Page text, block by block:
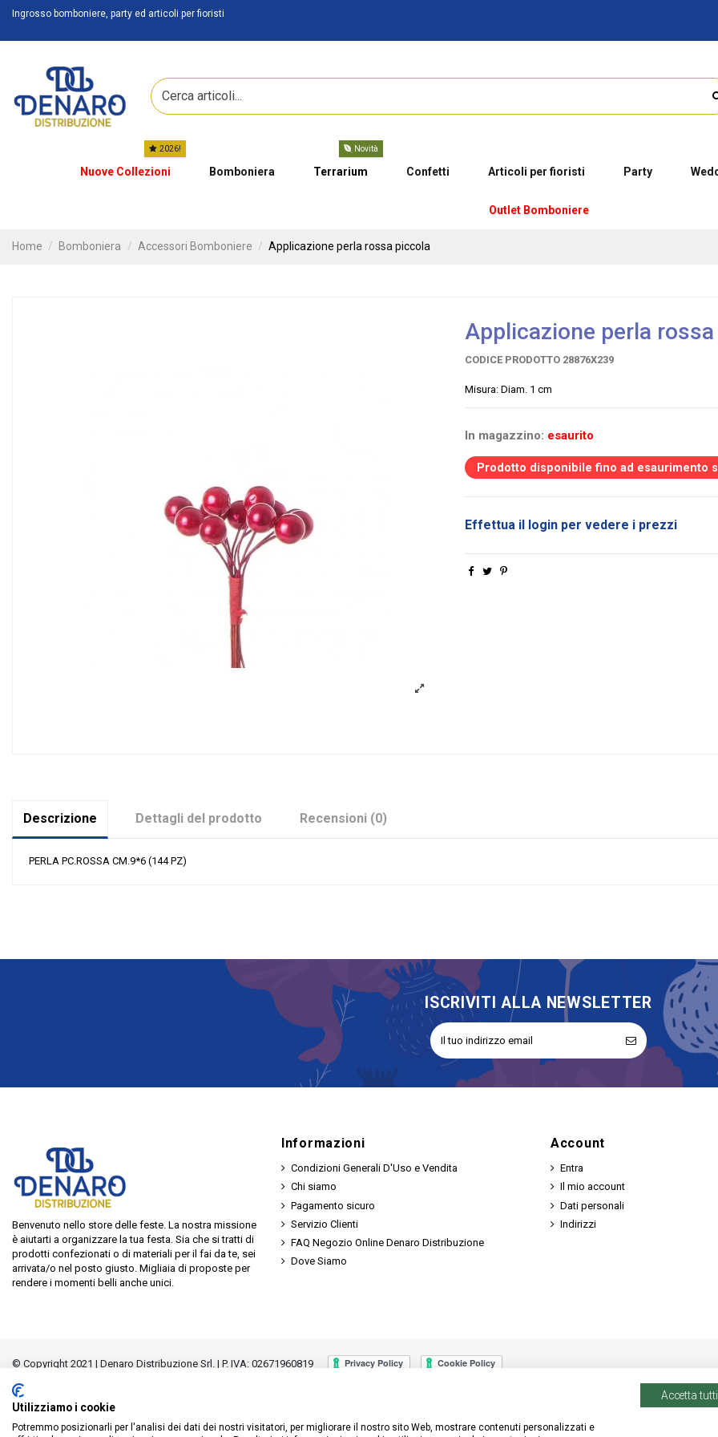
Ingrosso bomboniere, party ed articoli per fioristi
Nuove Collezioni
2026!
Bomboniera Terrarium
Novità
Confetti Articoli per fioristi Party
Outlet Bomboniere
Home Bomboniera Accessori Bomboniere Applicazione perla rossa piccola
Applicazione perla
CODICE PRODOTTO 28876X239
Misura: Diam. 1 cm
In magazzino: esaurito
Prodotto disponibile fino ad esaurimento
Effettua il login per vedere i prezzi
Descrizione Dettagli del prodotto Recensioni (0)
PERLA PC.ROSSA CM.9*6 (144 PZ)
ISCRIVITI ALLA NEWSLETTER
Benvenuto nello store delle feste. La nostra missione
è aiutarti a organizzare la tua festa. Sia che si tratti di
prodotti confezionati o di materiali per il fai da te, sei
arrivata/o nel posto giusto. Migliaia di proposte per
rendere i momenti belli anche unici.
Informazioni
Condizioni Generali D'Uso e Vendita
Chi siamo
Pagamento sicuro
Servizio Clienti
FAQ Negozio Online Denaro Distribuzione
Dove Siamo
Account
Entra
Il mio account
Dati personali
Indirizzi
© Copyright 2021 | Denaro Distribuzione Srl. | P. IVA: 02671960819
Utilizziamo i cookie
Potremmo posizionarli per l'analisi dei dati dei nostri visitatori, per migliorare il nostro sito Web, mostrare contenuti personalizzati e
Accetta